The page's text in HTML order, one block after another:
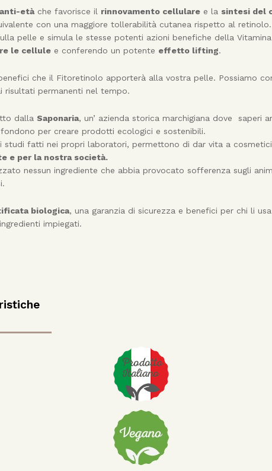
etàche favorisce il rinnovamento cellulare e la sintesi del
con una maggiore tollerabilità cutanea rispetto al
pelle e simula le stesse potenti azioni benefiche della
le cellule e conferendo un potente effetto lifting.
che il Fitoretinolo apporterà alla vostra pelle. Possiamo
permanenti nel tempo.
dalla Saponaria, un’ azienda storica marchigiana dove saperi
per creare prodotti ecologici e sostenibili.
studi fatti nei propri laboratori, permettono di dar vita a cosmetici
e per la nostra società.
nessun ingrediente che abbia provocato sofferenza sugli
biologica, una garanzia di sicurezza e benefici per chi li
impiegati.